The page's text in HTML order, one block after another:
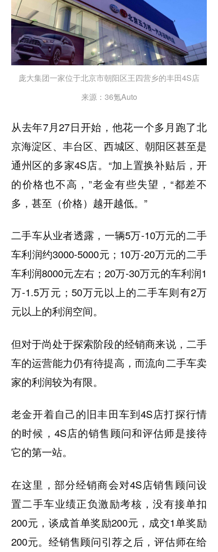
庞大集团一家位于北京市朝阳区王四营乡的丰田4S店
来源：36氪Auto
从去年7月27日开始，他花一个多月跑了北
京海淀区、丰台区、西城区、朝阳区甚至是
通州区的多家4S店。“加上置换补贴后，开
的价格也不高，”老金有些失望，“都差不
多，甚至（价格）越开越低。”
二手车从业者透露，一辆5万-10万元的二手
车利润约3000-5000元；10万-20万元的二手
车利润8000元左右；20万-30万元的车利润1
万-1.5万元；50万元以上的二手车则有2万
元以上的利润空间。
但对于尚处于探索阶段的经销商来说，二手
车的运营能力仍有待提高，而流向二手车卖
家的利润较为有限。
老金开着自己的旧丰田车到4S店打探行情
的时候，4S店的销售顾问和评估师是接待
它的第一站。
在这里，部分经销商会对4S店销售顾问设
置二手车业绩正负激励考核，没有接单扣
200元，谈成首单奖励200元，成交1单奖励
200元。经销售顾问引荐之后，评估师在给